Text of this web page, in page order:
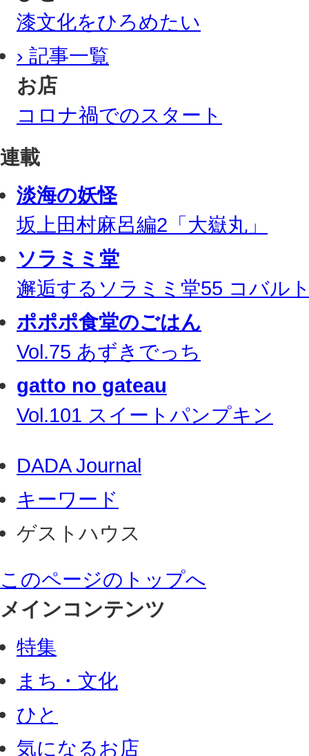
漆文化をひろめたい
› 記事一覧
お店
コロナ禍でのスタート
連載
淡海の妖怪
坂上田村麻呂編2「大嶽丸」
ソラミミ堂
邂逅するソラミミ堂55 コバル
ポポポ食堂のごはん
Vol.75 あずきでっち
gatto no gateau
Vol.101 スイートパンプキン
DADA Journal
キーワード
ゲストハウス
このページのトップへ
メインコンテンツ
特集
まち・文化
ひと
気になるお店